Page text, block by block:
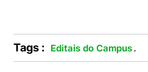
Tags : Editais do Campus.